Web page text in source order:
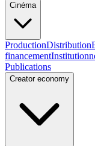
Cinéma
ProductionDistribution
financement
Publications
Creator economy